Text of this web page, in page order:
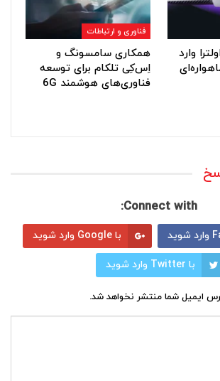
وارد
فناوری و ارتباطات
همکاری سامسونگ و
اِس‌کِی تلکام برای توسعه
فناوری‌های هوشمند 6G
Connect with:
با Google وارد شوید
با Twitter وارد شوید
ایمیل شما منتشر نخواهد شد.